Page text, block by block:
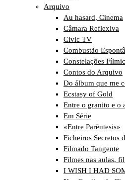
Arquivo
Au hasard, Cinema
Câmara Reflexiva
Civic TV
Combustão
Constelações
Contos do Arquivo
Do álbum que me
Ecstasy of Gold
Entre o granito e o
Em Série
«Entre Parêntesis»
Ficheiros Secretos
Filmado Tangente
Filmes nas aulas,
I WISH I HAD